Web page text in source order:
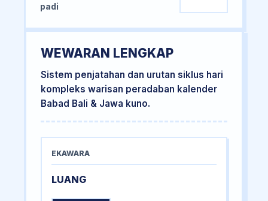
padi
WEWARAN LENGKAP
Sistem penjatahan dan urutan siklus hari
kompleks warisan peradaban kalender
Babad Bali & Jawa kuno.
EKAWARA
LUANG